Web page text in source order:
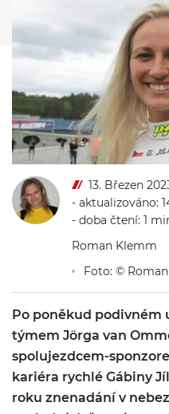
13. Březen
- aktualizováno:
- doba čtení: 1
Roman Klemm
Foto: ©
Po poněkud podivném
týmem Jörga van
spolujezdcem-
kariéra rychlé Gábiny
roku znenadání v